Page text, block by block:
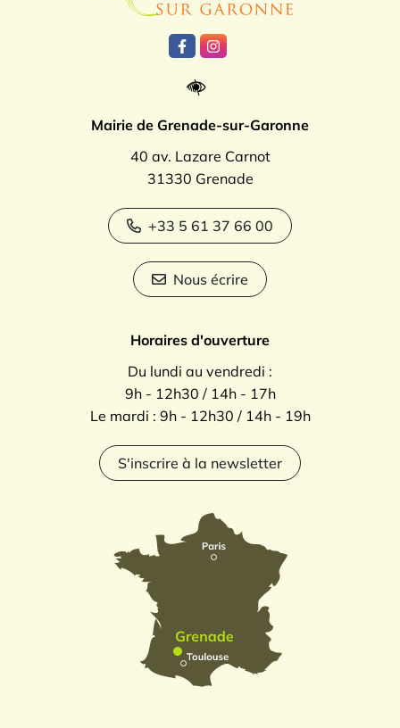
Lien vers le compte Facebook
Lien vers le compte
Mairie de Grenade-sur-Garonne
40 av. Lazare Carnot
31330 Grenade
+33 5 61 37 66 00
Nous écrire
Horaires d'ouverture
Du lundi au vendredi :
9h - 12h30 / 14h - 17h
Le mardi : 9h - 12h30 / 14h - 19h
S'inscrire à la newsletter